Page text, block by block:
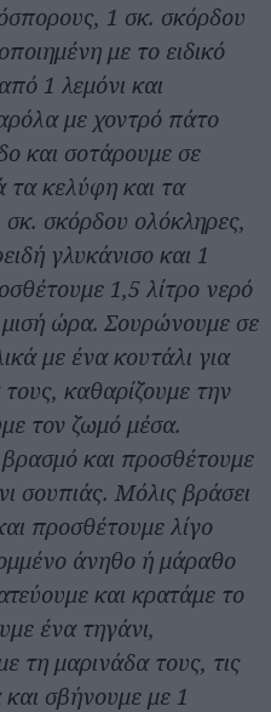
1 σκ. σκόρδου
με το ειδικό
1 λεμόνι και
με χοντρό πάτο
και σοτάρουμε σε
τα κελύφη και τα
σκόρδου ολόκληρες,
γλυκάνισο και 1
1,5 λίτρο νερό
μισή ώρα. Σουρώνουμε σε
με ένα κουτάλι για
καθαρίζουμε την
τον ζωμό μέσα.
και προσθέτουμε
σουπιάς. Μόλις βράσει
προσθέτουμε λίγο
άνηθο ή μάραθο
και κρατάμε το
ένα τηγάνι,
τη μαρινάδα τους, τις
σβήνουμε με 1